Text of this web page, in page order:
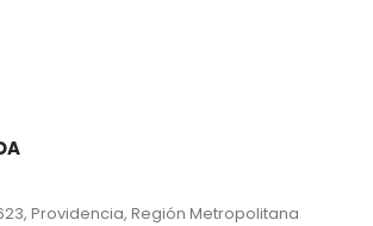
Providencia, Región Metropolitana